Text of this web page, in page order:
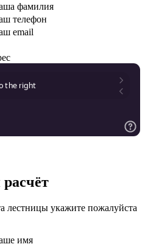
фамилия
телефон
email
лестницы укажите пожалуйста
имя